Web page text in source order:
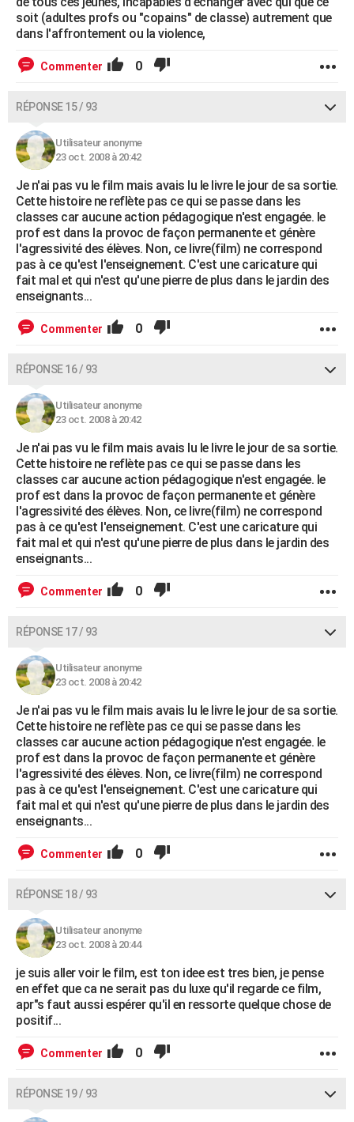
soit (adultes profs ou "copains" de classe) autrement que
dans l'affrontement ou la violence,
Commenter 0
RÉPONSE 15 / 93
Utilisateur anonyme
23 oct. 2008 à 20:42
Je n'ai pas vu le film mais avais lu le livre le jour de sa sortie.
Cette histoire ne reflète pas ce qui se passe dans les
classes car aucune action pédagogique n'est engagée. le
prof est dans la provoc de façon permanente et génère
l'agressivité des élèves. Non, ce livre(film) ne correspond
pas à ce qu'est l'enseignement. C'est une caricature qui
fait mal et qui n'est qu'une pierre de plus dans le jardin des
enseignants...
Commenter 0
RÉPONSE 16 / 93
Utilisateur anonyme
23 oct. 2008 à 20:42
Je n'ai pas vu le film mais avais lu le livre le jour de sa sortie.
Cette histoire ne reflète pas ce qui se passe dans les
classes car aucune action pédagogique n'est engagée. le
prof est dans la provoc de façon permanente et génère
l'agressivité des élèves. Non, ce livre(film) ne correspond
pas à ce qu'est l'enseignement. C'est une caricature qui
fait mal et qui n'est qu'une pierre de plus dans le jardin des
enseignants...
Commenter 0
RÉPONSE 17 / 93
Utilisateur anonyme
23 oct. 2008 à 20:42
Je n'ai pas vu le film mais avais lu le livre le jour de sa sortie.
Cette histoire ne reflète pas ce qui se passe dans les
classes car aucune action pédagogique n'est engagée. le
prof est dans la provoc de façon permanente et génère
l'agressivité des élèves. Non, ce livre(film) ne correspond
pas à ce qu'est l'enseignement. C'est une caricature qui
fait mal et qui n'est qu'une pierre de plus dans le jardin des
enseignants...
Commenter 0
RÉPONSE 18 / 93
Utilisateur anonyme
23 oct. 2008 à 20:44
je suis aller voir le film, est ton idee est tres bien, je pense
en effet que ca ne serait pas du luxe qu'il regarde ce film,
apr"s faut aussi espérer qu'il en ressorte quelque chose de
positif...
Commenter 0
RÉPONSE 19 / 93